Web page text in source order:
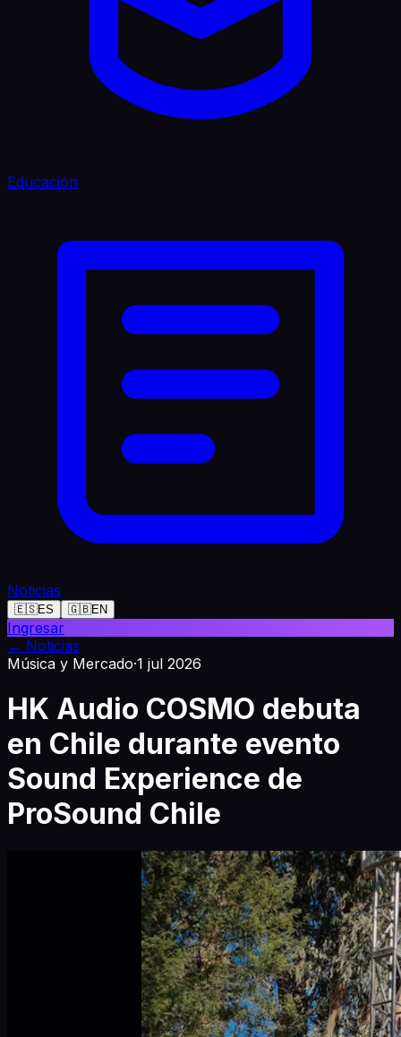
Educación
Noticias
🇪🇸ES 🇬🇧EN
Ingresar
← Noticias
Música y Mercado·1 jul 2026
HK Audio COSMO debuta
en Chile durante evento
Sound Experience de
ProSound Chile